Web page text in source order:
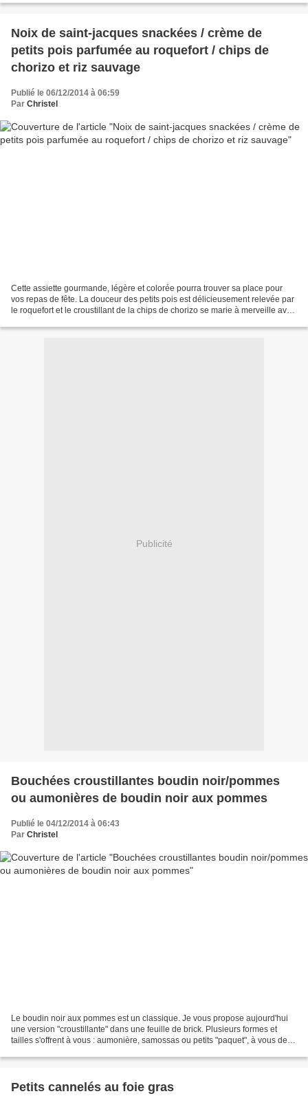
Noix de saint-jacques snackées / crème de
petits pois parfumée au roquefort / chips de
chorizo et riz sauvage
Publié le 06/12/2014 à 06:59
Par Christel
Cette assiette gourmande, légère et colorée pourra trouver sa place pour
vos repas de fête. La douceur des petits pois est délicieusement relevée par
le roquefort et le croustillant de la chips de chorizo se marie à merveille avec
Publicité
Bouchées croustillantes boudin noir/pommes
ou aumonières de boudin noir aux pommes
Publié le 04/12/2014 à 06:43
Par Christel
Le boudin noir aux pommes est un classique. Je vous propose aujourd'hui
une version "croustillante" dans une feuille de brick. Plusieurs formes et
tailles s'offrent à vous : aumonière, samossas ou petits "paquet", à vous de
Petits cannelés au foie gras